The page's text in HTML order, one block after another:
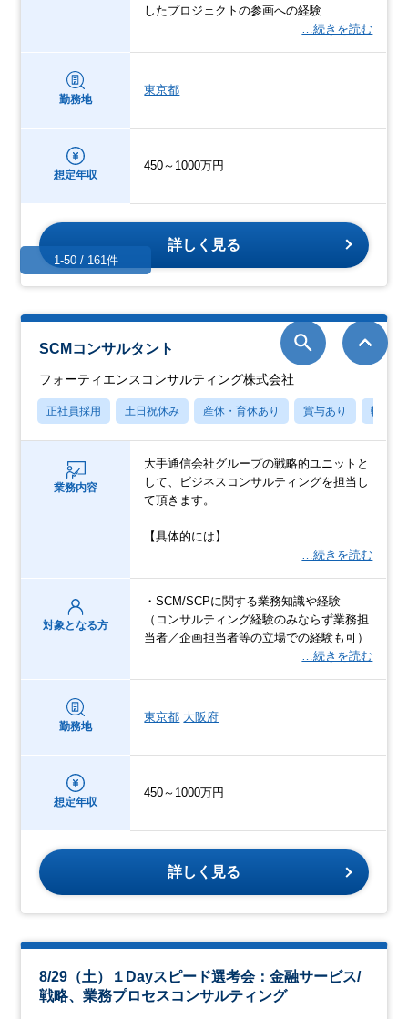
したプロジェクトの参画への経験
…続きを読む
勤務地
東京都
想定年収
450～1000万円
詳しく見る
SCMコンサルタント
フォーティエンスコンサルティング株式会社
正社員採用 土日祝休み 産休・育休あり 賞与あり 転勤な
業務内容
大手通信会社グループの戦略的ユニットと
して、ビジネスコンサルティングを担当し
て頂きます。
【具体的には】
…続きを読む
対象となる方
・SCM/SCPに関する業務知識や経験
（コンサルティング経験のみならず業務担
当者／企画担当者等の立場での経験も可）
…続きを読む
勤務地
東京都 大阪府
想定年収
450～1000万円
詳しく見る
8/29（土）１Dayスピード選考会：金融サービス/
戦略、業務プロセスコンサルティング
1-50 / 161件